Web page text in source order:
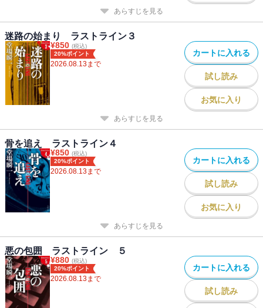
あらすじを見る
迷路の始まり ラストライン３
¥850 (税込)
20%ポイント
2026.08.13まで
カートに入れる
試し読み
お気に入り
あらすじを見る
骨を追え ラストライン４
¥850 (税込)
20%ポイント
2026.08.13まで
カートに入れる
試し読み
お気に入り
あらすじを見る
悪の包囲 ラストライン ５
¥880 (税込)
20%ポイント
2026.08.13まで
カートに入れる
試し読み